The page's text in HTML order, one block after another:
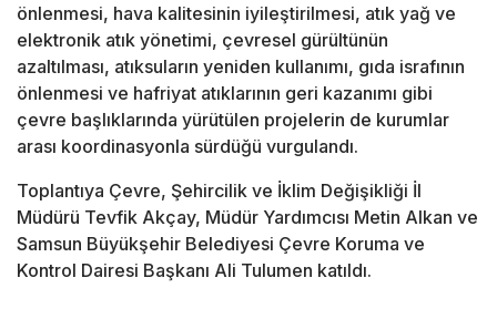
önlenmesi, hava kalitesinin iyileştirilmesi, atık yağ ve
elektronik atık yönetimi, çevresel gürültünün
azaltılması, atıksuların yeniden kullanımı, gıda israfının
önlenmesi ve hafriyat atıklarının geri kazanımı gibi
çevre başlıklarında yürütülen projelerin de kurumlar
arası koordinasyonla sürdüğü vurgulandı.
Toplantıya Çevre, Şehircilik ve İklim Değişikliği İl
Müdürü Tevfik Akçay, Müdür Yardımcısı Metin Alkan ve
Samsun Büyükşehir Belediyesi Çevre Koruma ve
Kontrol Dairesi Başkanı Ali Tulumen katıldı.